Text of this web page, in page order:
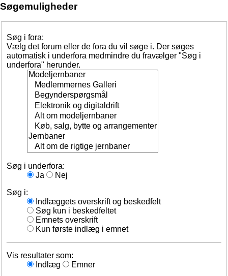
Søgemuligheder
Søg i fora:
Vælg det forum eller de fora du vil søge i. Der søges
automatisk i underfora medmindre du fravælger "Søg i
underfora" herunder.
Søg i underfora:
Ja
Nej
Søg i:
Indlæggets overskrift og beskedfelt
Søg kun i beskedfeltet
Emnets overskrift
Kun første indlæg i emnet
Vis resultater som:
Indlæg
Emner